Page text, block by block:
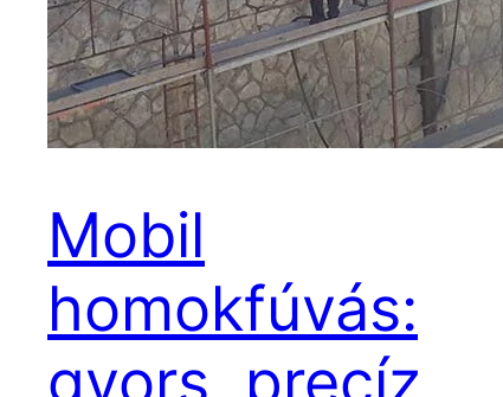
Mobil
homokfúvás: